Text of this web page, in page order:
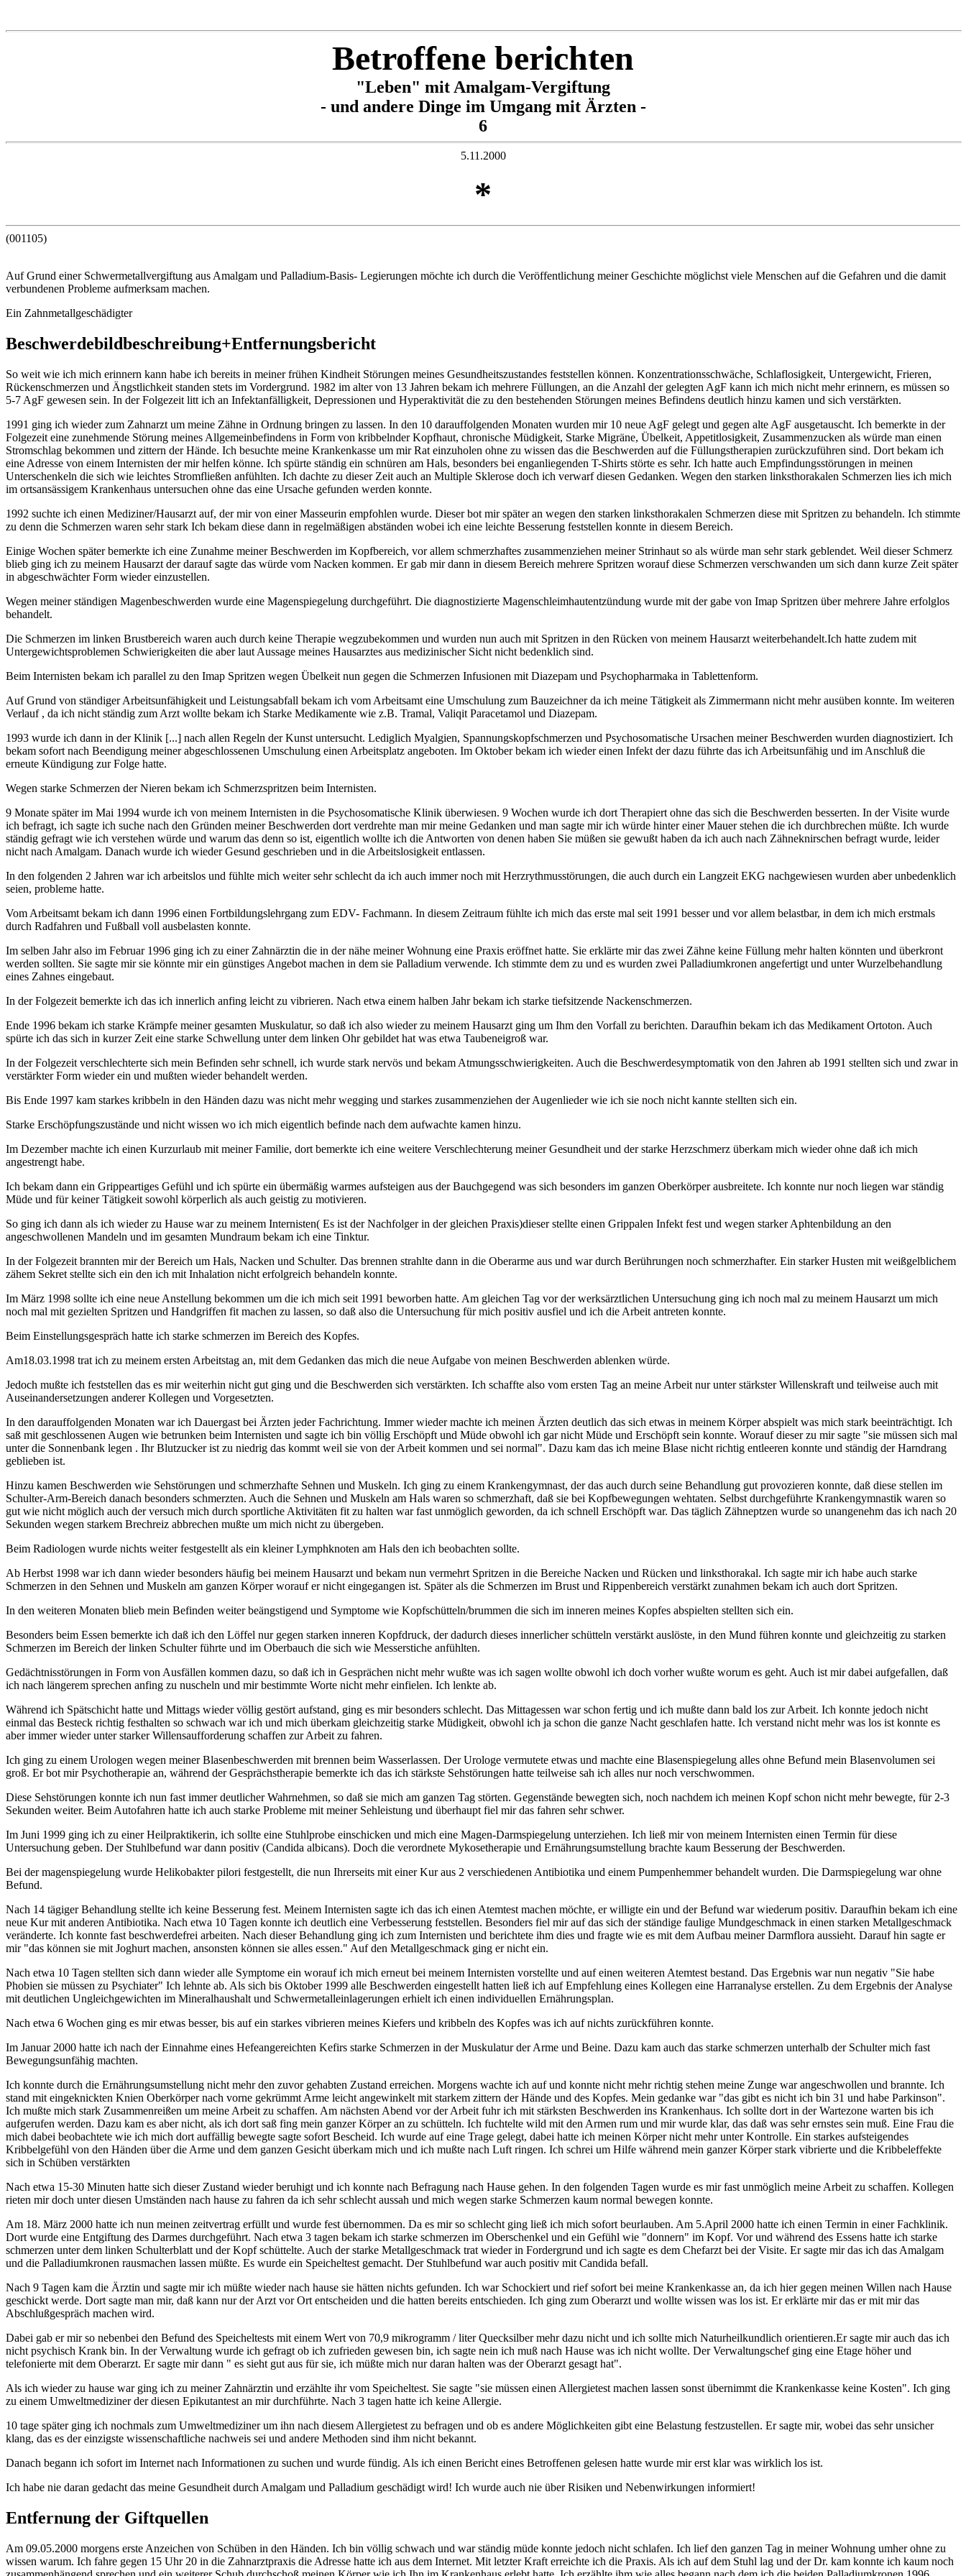
Betroffene berichten
"Leben" mit Amalgam-Vergiftung
- und andere Dinge im Umgang mit Ärzten -
6
5.11.2000
*
(001105)
Auf Grund einer Schwermetallvergiftung aus Amalgam und Palladium-Basis- Legierungen möchte ich durch die Veröffentlichung meiner Geschichte möglichst viele Menschen auf die Gefahren und die damit
verbundenen Probleme aufmerksam machen.
Ein Zahnmetallgeschädigter
Beschwerdebildbeschreibung+Entfernungsbericht
So weit wie ich mich erinnern kann habe ich bereits in meiner frühen Kindheit Störungen meines Gesundheitszustandes feststellen können. Konzentrationsschwäche, Schlaflosigkeit, Untergewicht, Frieren,
Rückenschmerzen und Ängstlichkeit standen stets im Vordergrund. 1982 im alter von 13 Jahren bekam ich mehrere Füllungen, an die Anzahl der gelegten AgF kann ich mich nicht mehr erinnern, es müssen so
5-7 AgF gewesen sein. In der Folgezeit litt ich an Infektanfälligkeit, Depressionen und Hyperaktivität die zu den bestehenden Störungen meines Befindens deutlich hinzu kamen und sich verstärkten.
1991 ging ich wieder zum Zahnarzt um meine Zähne in Ordnung bringen zu lassen. In den 10 darauffolgenden Monaten wurden mir 10 neue AgF gelegt und gegen alte AgF ausgetauscht. Ich bemerkte in der
Folgezeit eine zunehmende Störung meines Allgemeinbefindens in Form von kribbelnder Kopfhaut, chronische Müdigkeit, Starke Migräne, Übelkeit, Appetitlosigkeit, Zusammenzucken als würde man einen
Stromschlag bekommen und zittern der Hände. Ich besuchte meine Krankenkasse um mir Rat einzuholen ohne zu wissen das die Beschwerden auf die Füllungstherapien zurückzuführen sind. Dort bekam ich
eine Adresse von einem Internisten der mir helfen könne. Ich spürte ständig ein schnüren am Hals, besonders bei enganliegenden T-Shirts störte es sehr. Ich hatte auch Empfindungsstörungen in meinen
Unterschenkeln die sich wie leichtes Stromfließen anfühlten. Ich dachte zu dieser Zeit auch an Multiple Sklerose doch ich verwarf diesen Gedanken. Wegen den starken linksthorakalen Schmerzen lies ich mich
im ortsansässigem Krankenhaus untersuchen ohne das eine Ursache gefunden werden konnte.
1992 suchte ich einen Mediziner/Hausarzt auf, der mir von einer Masseurin empfohlen wurde. Dieser bot mir später an wegen den starken linksthorakalen Schmerzen diese mit Spritzen zu behandeln. Ich stimmte
zu denn die Schmerzen waren sehr stark Ich bekam diese dann in regelmäßigen abständen wobei ich eine leichte Besserung feststellen konnte in diesem Bereich.
Einige Wochen später bemerkte ich eine Zunahme meiner Beschwerden im Kopfbereich, vor allem schmerzhaftes zusammenziehen meiner Strinhaut so als würde man sehr stark geblendet. Weil dieser Schmerz
blieb ging ich zu meinem Hausarzt der darauf sagte das würde vom Nacken kommen. Er gab mir dann in diesem Bereich mehrere Spritzen worauf diese Schmerzen verschwanden um sich dann kurze Zeit später
in abgeschwächter Form wieder einzustellen.
Wegen meiner ständigen Magenbeschwerden wurde eine Magenspiegelung durchgeführt. Die diagnostizierte Magenschleimhautentzündung wurde mit der gabe von Imap Spritzen über mehrere Jahre erfolglos
behandelt.
Die Schmerzen im linken Brustbereich waren auch durch keine Therapie wegzubekommen und wurden nun auch mit Spritzen in den Rücken von meinem Hausarzt weiterbehandelt.Ich hatte zudem mit
Untergewichtsproblemen Schwierigkeiten die aber laut Aussage meines Hausarztes aus medizinischer Sicht nicht bedenklich sind.
Beim Internisten bekam ich parallel zu den Imap Spritzen wegen Übelkeit nun gegen die Schmerzen Infusionen mit Diazepam und Psychopharmaka in Tablettenform.
Auf Grund von ständiger Arbeitsunfähigkeit und Leistungsabfall bekam ich vom Arbeitsamt eine Umschulung zum Bauzeichner da ich meine Tätigkeit als Zimmermann nicht mehr ausüben konnte. Im weiteren
Verlauf , da ich nicht ständig zum Arzt wollte bekam ich Starke Medikamente wie z.B. Tramal, Valiqit Paracetamol und Diazepam.
1993 wurde ich dann in der Klinik [...] nach allen Regeln der Kunst untersucht. Lediglich Myalgien, Spannungskopfschmerzen und Psychosomatische Ursachen meiner Beschwerden wurden diagnostiziert. Ich
bekam sofort nach Beendigung meiner abgeschlossenen Umschulung einen Arbeitsplatz angeboten. Im Oktober bekam ich wieder einen Infekt der dazu führte das ich Arbeitsunfähig und im Anschluß die
erneute Kündigung zur Folge hatte.
Wegen starke Schmerzen der Nieren bekam ich Schmerzspritzen beim Internisten.
9 Monate später im Mai 1994 wurde ich von meinem Internisten in die Psychosomatische Klinik überwiesen. 9 Wochen wurde ich dort Therapiert ohne das sich die Beschwerden besserten. In der Visite wurde
ich befragt, ich sagte ich suche nach den Gründen meiner Beschwerden dort verdrehte man mir meine Gedanken und man sagte mir ich würde hinter einer Mauer stehen die ich durchbrechen müßte. Ich wurde
ständig gefragt wie ich verstehen würde und warum das denn so ist, eigentlich wollte ich die Antworten von denen haben Sie müßen sie gewußt haben da ich auch nach Zähneknirschen befragt wurde, leider
nicht nach Amalgam. Danach wurde ich wieder Gesund geschrieben und in die Arbeitslosigkeit entlassen.
In den folgenden 2 Jahren war ich arbeitslos und fühlte mich weiter sehr schlecht da ich auch immer noch mit Herzrythmusstörungen, die auch durch ein Langzeit EKG nachgewiesen wurden aber unbedenklich
seien, probleme hatte.
Vom Arbeitsamt bekam ich dann 1996 einen Fortbildungslehrgang zum EDV- Fachmann. In diesem Zeitraum fühlte ich mich das erste mal seit 1991 besser und vor allem belastbar, in dem ich mich erstmals
durch Radfahren und Fußball voll ausbelasten konnte.
Im selben Jahr also im Februar 1996 ging ich zu einer Zahnärztin die in der nähe meiner Wohnung eine Praxis eröffnet hatte. Sie erklärte mir das zwei Zähne keine Füllung mehr halten könnten und überkront
werden sollten. Sie sagte mir sie könnte mir ein günstiges Angebot machen in dem sie Palladium verwende. Ich stimmte dem zu und es wurden zwei Palladiumkronen angefertigt und unter Wurzelbehandlung
eines Zahnes eingebaut.
In der Folgezeit bemerkte ich das ich innerlich anfing leicht zu vibrieren. Nach etwa einem halben Jahr bekam ich starke tiefsitzende Nackenschmerzen.
Ende 1996 bekam ich starke Krämpfe meiner gesamten Muskulatur, so daß ich also wieder zu meinem Hausarzt ging um Ihm den Vorfall zu berichten. Daraufhin bekam ich das Medikament Ortoton. Auch
spürte ich das sich in kurzer Zeit eine starke Schwellung unter dem linken Ohr gebildet hat was etwa Taubeneigroß war.
In der Folgezeit verschlechterte sich mein Befinden sehr schnell, ich wurde stark nervös und bekam Atmungsschwierigkeiten. Auch die Beschwerdesymptomatik von den Jahren ab 1991 stellten sich und zwar in
verstärkter Form wieder ein und mußten wieder behandelt werden.
Bis Ende 1997 kam starkes kribbeln in den Händen dazu was nicht mehr wegging und starkes zusammenziehen der Augenlieder wie ich sie noch nicht kannte stellten sich ein.
Starke Erschöpfungszustände und nicht wissen wo ich mich eigentlich befinde nach dem aufwachte kamen hinzu.
Im Dezember machte ich einen Kurzurlaub mit meiner Familie, dort bemerkte ich eine weitere Verschlechterung meiner Gesundheit und der starke Herzschmerz überkam mich wieder ohne daß ich mich
angestrengt habe.
Ich bekam dann ein Grippeartiges Gefühl und ich spürte ein übermäßig warmes aufsteigen aus der Bauchgegend was sich besonders im ganzen Oberkörper ausbreitete. Ich konnte nur noch liegen war ständig
Müde und für keiner Tätigkeit sowohl körperlich als auch geistig zu motivieren.
So ging ich dann als ich wieder zu Hause war zu meinem Internisten( Es ist der Nachfolger in der gleichen Praxis)dieser stellte einen Grippalen Infekt fest und wegen starker Aphtenbildung an den
angeschwollenen Mandeln und im gesamten Mundraum bekam ich eine Tinktur.
In der Folgezeit brannten mir der Bereich um Hals, Nacken und Schulter. Das brennen strahlte dann in die Oberarme aus und war durch Berührungen noch schmerzhafter. Ein starker Husten mit weißgelblichem
zähem Sekret stellte sich ein den ich mit Inhalation nicht erfolgreich behandeln konnte.
Im März 1998 sollte ich eine neue Anstellung bekommen um die ich mich seit 1991 beworben hatte. Am gleichen Tag vor der werksärztlichen Untersuchung ging ich noch mal zu meinem Hausarzt um mich
noch mal mit gezielten Spritzen und Handgriffen fit machen zu lassen, so daß also die Untersuchung für mich positiv ausfiel und ich die Arbeit antreten konnte.
Beim Einstellungsgespräch hatte ich starke schmerzen im Bereich des Kopfes.
Am18.03.1998 trat ich zu meinem ersten Arbeitstag an, mit dem Gedanken das mich die neue Aufgabe von meinen Beschwerden ablenken würde.
Jedoch mußte ich feststellen das es mir weiterhin nicht gut ging und die Beschwerden sich verstärkten. Ich schaffte also vom ersten Tag an meine Arbeit nur unter stärkster Willenskraft und teilweise auch mit
Auseinandersetzungen anderer Kollegen und Vorgesetzten.
In den darauffolgenden Monaten war ich Dauergast bei Ärzten jeder Fachrichtung. Immer wieder machte ich meinen Ärzten deutlich das sich etwas in meinem Körper abspielt was mich stark beeinträchtigt. Ich
saß mit geschlossenen Augen wie betrunken beim Internisten und sagte ich bin völlig Erschöpft und Müde obwohl ich gar nicht Müde und Erschöpft sein konnte. Worauf dieser zu mir sagte "sie müssen sich mal
unter die Sonnenbank legen . Ihr Blutzucker ist zu niedrig das kommt weil sie von der Arbeit kommen und sei normal". Dazu kam das ich meine Blase nicht richtig entleeren konnte und ständig der Harndrang
geblieben ist.
Hinzu kamen Beschwerden wie Sehstörungen und schmerzhafte Sehnen und Muskeln. Ich ging zu einem Krankengymnast, der das auch durch seine Behandlung gut provozieren konnte, daß diese stellen im
Schulter-Arm-Bereich danach besonders schmerzten. Auch die Sehnen und Muskeln am Hals waren so schmerzhaft, daß sie bei Kopfbewegungen wehtaten. Selbst durchgeführte Krankengymnastik waren so
gut wie nicht möglich auch der versuch mich durch sportliche Aktivitäten fit zu halten war fast unmöglich geworden, da ich schnell Erschöpft war. Das täglich Zähneptzen wurde so unangenehm das ich nach 20
Sekunden wegen starkem Brechreiz abbrechen mußte um mich nicht zu übergeben.
Beim Radiologen wurde nichts weiter festgestellt als ein kleiner Lymphknoten am Hals den ich beobachten sollte.
Ab Herbst 1998 war ich dann wieder besonders häufig bei meinem Hausarzt und bekam nun vermehrt Spritzen in die Bereiche Nacken und Rücken und linksthorakal. Ich sagte mir ich habe auch starke
Schmerzen in den Sehnen und Muskeln am ganzen Körper worauf er nicht eingegangen ist. Später als die Schmerzen im Brust und Rippenbereich verstärkt zunahmen bekam ich auch dort Spritzen.
In den weiteren Monaten blieb mein Befinden weiter beängstigend und Symptome wie Kopfschütteln/brummen die sich im inneren meines Kopfes abspielten stellten sich ein.
Besonders beim Essen bemerkte ich daß ich den Löffel nur gegen starken inneren Kopfdruck, der dadurch dieses innerlicher schütteln verstärkt auslöste, in den Mund führen konnte und gleichzeitig zu starken
Schmerzen im Bereich der linken Schulter führte und im Oberbauch die sich wie Messerstiche anfühlten.
Gedächtnisstörungen in Form von Ausfällen kommen dazu, so daß ich in Gesprächen nicht mehr wußte was ich sagen wollte obwohl ich doch vorher wußte worum es geht. Auch ist mir dabei aufgefallen, daß
ich nach längerem sprechen anfing zu nuscheln und mir bestimmte Worte nicht mehr einfielen. Ich lenkte ab.
Während ich Spätschicht hatte und Mittags wieder völlig gestört aufstand, ging es mir besonders schlecht. Das Mittagessen war schon fertig und ich mußte dann bald los zur Arbeit. Ich konnte jedoch nicht
einmal das Besteck richtig festhalten so schwach war ich und mich überkam gleichzeitig starke Müdigkeit, obwohl ich ja schon die ganze Nacht geschlafen hatte. Ich verstand nicht mehr was los ist konnte es
aber immer wieder unter starker Willensaufforderung schaffen zur Arbeit zu fahren.
Ich ging zu einem Urologen wegen meiner Blasenbeschwerden mit brennen beim Wasserlassen. Der Urologe vermutete etwas und machte eine Blasenspiegelung alles ohne Befund mein Blasenvolumen sei
groß. Er bot mir Psychotherapie an, während der Gesprächstherapie bemerkte ich das ich stärkste Sehstörungen hatte teilweise sah ich alles nur noch verschwommen.
Diese Sehstörungen konnte ich nun fast immer deutlicher Wahrnehmen, so daß sie mich am ganzen Tag störten. Gegenstände bewegten sich, noch nachdem ich meinen Kopf schon nicht mehr bewegte, für 2-3
Sekunden weiter. Beim Autofahren hatte ich auch starke Probleme mit meiner Sehleistung und überhaupt fiel mir das fahren sehr schwer.
Im Juni 1999 ging ich zu einer Heilpraktikerin, ich sollte eine Stuhlprobe einschicken und mich eine Magen-Darmspiegelung unterziehen. Ich ließ mir von meinem Internisten einen Termin für diese
Untersuchung geben. Der Stuhlbefund war dann positiv (Candida albicans). Doch die verordnete Mykosetherapie und Ernährungsumstellung brachte kaum Besserung der Beschwerden.
Bei der magenspiegelung wurde Helikobakter pilori festgestellt, die nun Ihrerseits mit einer Kur aus 2 verschiedenen Antibiotika und einem Pumpenhemmer behandelt wurden. Die Darmspiegelung war ohne
Befund.
Nach 14 tägiger Behandlung stellte ich keine Besserung fest. Meinem Internisten sagte ich das ich einen Atemtest machen möchte, er willigte ein und der Befund war wiederum positiv. Daraufhin bekam ich eine
neue Kur mit anderen Antibiotika. Nach etwa 10 Tagen konnte ich deutlich eine Verbesserung feststellen. Besonders fiel mir auf das sich der ständige faulige Mundgeschmack in einen starken Metallgeschmack
veränderte. Ich konnte fast beschwerdefrei arbeiten. Nach dieser Behandlung ging ich zum Internisten und berichtete ihm dies und fragte wie es mit dem Aufbau meiner Darmflora aussieht. Darauf hin sagte er
mir "das können sie mit Joghurt machen, ansonsten können sie alles essen." Auf den Metallgeschmack ging er nicht ein.
Nach etwa 10 Tagen stellten sich dann wieder alle Symptome ein worauf ich mich erneut bei meinem Internisten vorstellte und auf einen weiteren Atemtest bestand. Das Ergebnis war nun negativ "Sie habe
Phobien sie müssen zu Psychiater" Ich lehnte ab. Als sich bis Oktober 1999 alle Beschwerden eingestellt hatten ließ ich auf Empfehlung eines Kollegen eine Harranalyse erstellen. Zu dem Ergebnis der Analyse
mit deutlichen Ungleichgewichten im Mineralhaushalt und Schwermetalleinlagerungen erhielt ich einen individuellen Ernährungsplan.
Nach etwa 6 Wochen ging es mir etwas besser, bis auf ein starkes vibrieren meines Kiefers und kribbeln des Kopfes was ich auf nichts zurückführen konnte.
Im Januar 2000 hatte ich nach der Einnahme eines Hefeangereichten Kefirs starke Schmerzen in der Muskulatur der Arme und Beine. Dazu kam auch das starke schmerzen unterhalb der Schulter mich fast
Bewegungsunfähig machten.
Ich konnte durch die Ernährungsumstellung nicht mehr den zuvor gehabten Zustand erreichen. Morgens wachte ich auf und konnte nicht mehr richtig stehen meine Zunge war angeschwollen und brannte. Ich
stand mit eingeknickten Knien Oberkörper nach vorne gekrümmt Arme leicht angewinkelt mit starkem zittern der Hände und des Kopfes. Mein gedanke war "das gibt es nicht ich bin 31 und habe Parkinson".
Ich mußte mich stark Zusammenreißen um meine Arbeit zu schaffen. Am nächsten Abend vor der Arbeit fuhr ich mit stärksten Beschwerden ins Krankenhaus. Ich sollte dort in der Wartezone warten bis ich
aufgerufen werden. Dazu kam es aber nicht, als ich dort saß fing mein ganzer Körper an zu schütteln. Ich fuchtelte wild mit den Armen rum und mir wurde klar, das daß was sehr ernstes sein muß. Eine Frau die
mich dabei beobachtete wie ich mich dort auffällig bewegte sagte sofort Bescheid. Ich wurde auf eine Trage gelegt, dabei hatte ich meinen Körper nicht mehr unter Kontrolle. Ein starkes aufsteigendes
Kribbelgefühl von den Händen über die Arme und dem ganzen Gesicht überkam mich und ich mußte nach Luft ringen. Ich schrei um Hilfe während mein ganzer Körper stark vibrierte und die Kribbeleffekte
sich in Schüben verstärkten
Nach etwa 15-30 Minuten hatte sich dieser Zustand wieder beruhigt und ich konnte nach Befragung nach Hause gehen. In den folgenden Tagen wurde es mir fast unmöglich meine Arbeit zu schaffen. Kollegen
rieten mir doch unter diesen Umständen nach hause zu fahren da ich sehr schlecht aussah und mich wegen starke Schmerzen kaum normal bewegen konnte.
Am 18. März 2000 hatte ich nun meinen zeitvertrag erfüllt und wurde fest übernommen. Da es mir so schlecht ging ließ ich mich sofort beurlauben. Am 5.April 2000 hatte ich einen Termin in einer Fachklinik.
Dort wurde eine Entgiftung des Darmes durchgeführt. Nach etwa 3 tagen bekam ich starke schmerzen im Oberschenkel und ein Gefühl wie "donnern" im Kopf. Vor und während des Essens hatte ich starke
schmerzen unter dem linken Schulterblatt und der Kopf schüttelte. Auch der starke Metallgeschmack trat wieder in Fordergrund und ich sagte es dem Chefarzt bei der Visite. Er sagte mir das ich das Amalgam
und die Palladiumkronen rausmachen lassen müßte. Es wurde ein Speicheltest gemacht. Der Stuhlbefund war auch positiv mit Candida befall.
Nach 9 Tagen kam die Ärztin und sagte mir ich müßte wieder nach hause sie hätten nichts gefunden. Ich war Schockiert und rief sofort bei meine Krankenkasse an, da ich hier gegen meinen Willen nach Hause
geschickt werde. Dort sagte man mir, daß kann nur der Arzt vor Ort entscheiden und die hatten bereits entschieden. Ich ging zum Oberarzt und wollte wissen was los ist. Er erklärte mir das er mit mir das
Abschlußgespräch machen wird.
Dabei gab er mir so nebenbei den Befund des Speicheltests mit einem Wert von 70,9 mikrogramm / liter Quecksilber mehr dazu nicht und ich sollte mich Naturheilkundlich orientieren.Er sagte mir auch das ich
nicht psychisch Krank bin. In der Verwaltung wurde ich gefragt ob ich zufrieden gewesen bin, ich sagte nein ich muß nach Hause was ich nicht wollte. Der Verwaltungschef ging eine Etage höher und
telefonierte mit dem Oberarzt. Er sagte mir dann " es sieht gut aus für sie, ich müßte mich nur daran halten was der Oberarzt gesagt hat".
Als ich wieder zu hause war ging ich zu meiner Zahnärztin und erzählte ihr vom Speicheltest. Sie sagte "sie müssen einen Allergietest machen lassen sonst übernimmt die Krankenkasse keine Kosten". Ich ging
zu einem Umweltmediziner der diesen Epikutantest an mir durchführte. Nach 3 tagen hatte ich keine Allergie.
10 tage später ging ich nochmals zum Umweltmediziner um ihn nach diesem Allergietest zu befragen und ob es andere Möglichkeiten gibt eine Belastung festzustellen. Er sagte mir, wobei das sehr unsicher
klang, das es der einzigste wissenschaftliche nachweis sei und andere Methoden sind ihm nicht bekannt.
Danach begann ich sofort im Internet nach Informationen zu suchen und wurde fündig. Als ich einen Bericht eines Betroffenen gelesen hatte wurde mir erst klar was wirklich los ist.
Ich habe nie daran gedacht das meine Gesundheit durch Amalgam und Palladium geschädigt wird! Ich wurde auch nie über Risiken und Nebenwirkungen informiert!
Entfernung der Giftquellen
Am 09.05.2000 morgens erste Anzeichen von Schüben in den Händen. Ich bin völlig schwach und war ständig müde konnte jedoch nicht schlafen. Ich lief den ganzen Tag in meiner Wohnung umher ohne zu
wissen warum. Ich fahre gegen 15 Uhr 20 in die Zahnarztpraxis die Adresse hatte ich aus dem Internet. Mit letzter Kraft erreichte ich die Praxis. Als ich auf dem Stuhl lag und der Dr. kam konnte ich kaum noch